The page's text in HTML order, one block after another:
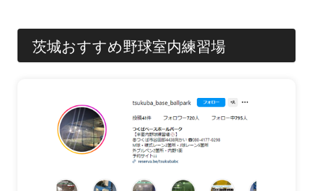
茨城おすすめ野球室内練習場